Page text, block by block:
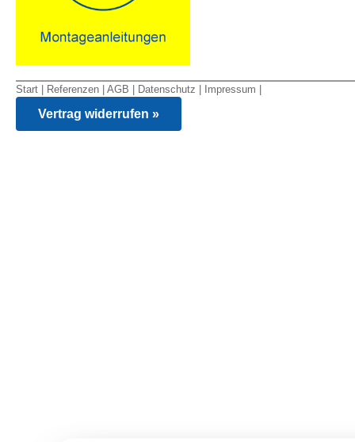
Start Referenzen AGB Datenschutz Impressum
Vertrag widerrufen »